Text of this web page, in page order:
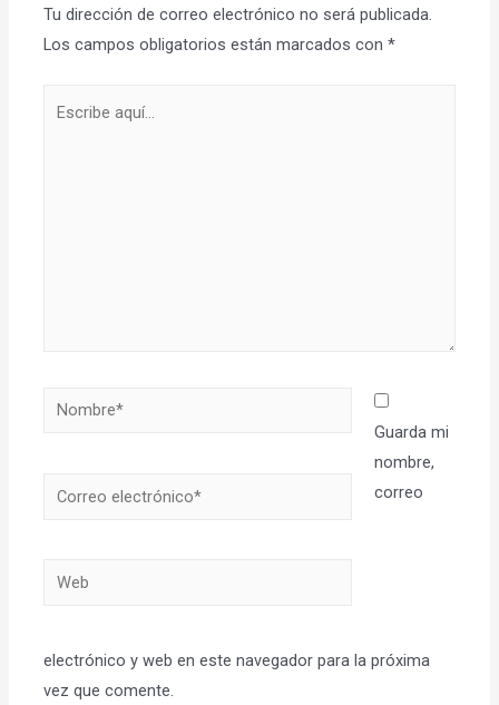
Tu dirección de correo electrónico no será publicada.
Los campos obligatorios están marcados con*
Nombre*
Correo
Web
Guarda mi
nombre,
correo
electrónico y web en este navegador para la próxima
vez que comente.